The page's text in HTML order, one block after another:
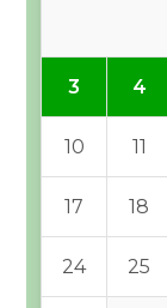
3 4
10 11
17 18
24 25